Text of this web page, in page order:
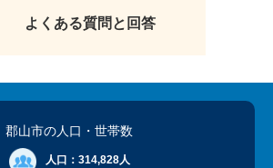
よくある質問と回答
郡山市の人口 ・世帯数
人口： 314,828人